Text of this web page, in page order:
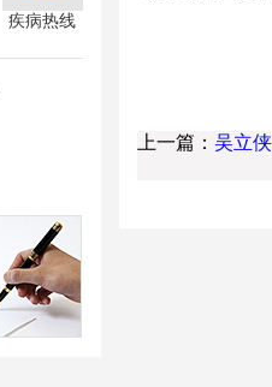
疾病热线
上一篇： 吴立